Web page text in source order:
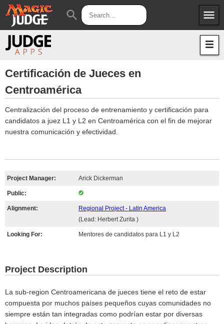
menu
Apps
search
Certificación de Jueces en
Centroamérica
Centralización del proceso de entrenamiento y certificación para
candidatos a juez L1 y L2 en Centroamérica con el fin de mejorar
nuestra comunicación y efectividad.
Project Manager: Arick Dickerman
Public:
Alignment:
Regional Project - Latin America
(Lead: Herbert Zurita )
Looking For: Mentores de candidatos para L1 y L2
Project Description
La sub-region Centroamericana de jueces tiene el reto de estar
compuesta por muchos países pequeños cuyas comunidades no
siempre están tan integradas como podrían estar por diversas